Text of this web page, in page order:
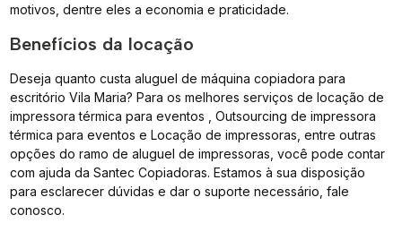
motivos, dentre eles a economia e praticidade.
Benefícios da locação
Deseja quanto custa aluguel de máquina copiadora para
escritório Vila Maria? Para os melhores serviços de locação de
impressora térmica para eventos , Outsourcing de impressora
térmica para eventos e Locação de impressoras, entre outras
opções do ramo de aluguel de impressoras, você pode contar
com ajuda da Santec Copiadoras. Estamos à sua disposição
para esclarecer dúvidas e dar o suporte necessário, fale
conosco.